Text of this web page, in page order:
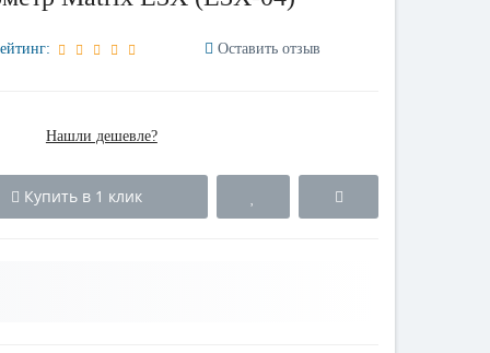
Оставить отзыв
Нашли дешевле?
Купить в 1 клик